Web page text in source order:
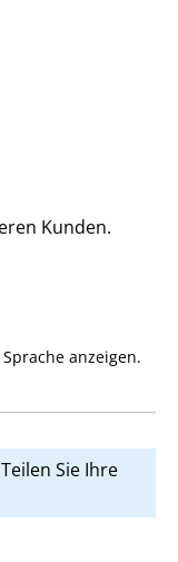
5 Sternen
Kunden.
anzeigen.
Sie Ihre